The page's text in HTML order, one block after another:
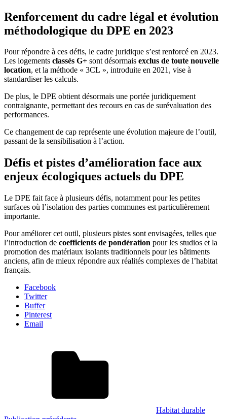
Renforcement du cadre légal et évolution
méthodologique du DPE en 2023
Pour répondre à ces défis, le cadre juridique s’est renforcé en 2023.
Les logements classés G+ sont désormais exclus de toute nouvelle
location, et la méthode « 3CL », introduite en 2021, vise à
standardiser les calculs.
De plus, le DPE obtient désormais une portée juridiquement
contraignante, permettant des recours en cas de surévaluation des
performances.
Ce changement de cap représente une évolution majeure de l’outil,
passant de la sensibilisation à l’action.
Défis et pistes d’amélioration face aux
enjeux écologiques actuels du DPE
Le DPE fait face à plusieurs défis, notamment pour les petites
surfaces où l’isolation des parties communes est particulièrement
importante.
Pour améliorer cet outil, plusieurs pistes sont envisagées, telles que
l’introduction de coefficients de pondération pour les studios et la
promotion des matériaux isolants traditionnels pour les bâtiments
anciens, afin de mieux répondre aux réalités complexes de l’habitat
français.
Facebook
Twitter
Buffer
Pinterest
Email
Habitat durable